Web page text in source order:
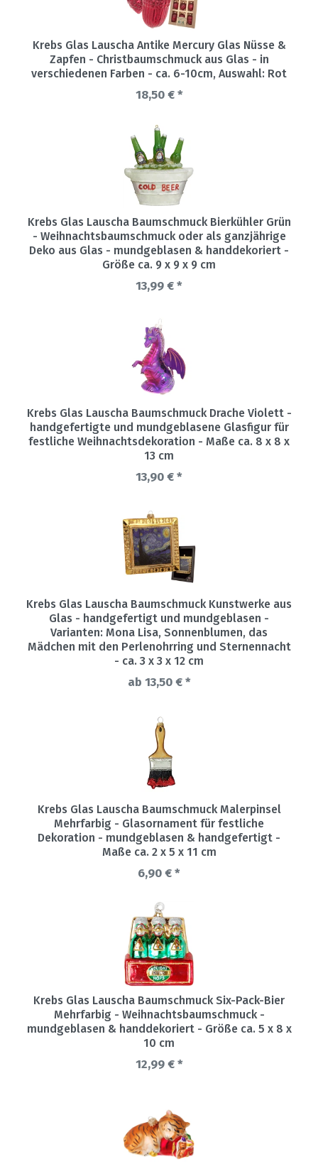
Krebs Glas Lauscha Antike Mercury Glas Nüsse &
Zapfen - Christbaumschmuck aus Glas - in
verschiedenen Farben - ca. 6-10cm, Auswahl: Rot
18,50 € *
Krebs Glas Lauscha Baumschmuck Bierkühler Grün
- Weihnachtsbaumschmuck oder als ganzjährige
Deko aus Glas - mundgeblasen & handdekoriert -
Größe ca. 9 x 9 x 9 cm
13,99 € *
Krebs Glas Lauscha Baumschmuck Drache Violett -
handgefertigte und mundgeblasene Glasfigur für
festliche Weihnachtsdekoration - Maße ca. 8 x 8 x
13 cm
13,90 € *
Krebs Glas Lauscha Baumschmuck Kunstwerke aus
Glas - handgefertigt und mundgeblasen -
Varianten: Mona Lisa, Sonnenblumen, das
Mädchen mit den Perlenohrring und Sternennacht
- ca. 3 x 3 x 12 cm
ab 13,50 € *
Krebs Glas Lauscha Baumschmuck Malerpinsel
Mehrfarbig - Glasornament für festliche
Dekoration - mundgeblasen & handgefertigt -
Maße ca. 2 x 5 x 11 cm
6,90 € *
Krebs Glas Lauscha Baumschmuck Six-Pack-Bier
Mehrfarbig - Weihnachtsbaumschmuck -
mundgeblasen & handdekoriert - Größe ca. 5 x 8 x
10 cm
12,99 € *